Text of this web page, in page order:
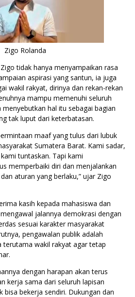
Zigo Rolanda
tidak hanya menyampaikan rasa
aspirasi yang santun, ia juga
wakil rakyat, dirinya dan rekan-rekan
mampu memenuhi seluruh
hal itu sebagai bagian
tak luput dari keterbatasan.
maaf yang tulus dari lubuk
Sumatera Barat. Kami sadar,
tuntaskan. Tapi kami
memperbaiki diri dan menjalankan
aturan yang berlaku,” ujar Zigo
kasih kepada mahasiswa dan
jalannya demokrasi dengan
sesuai karakter masyarakat
pengawalan publik adalah
terutama wakil rakyat agar tetap
dengan harapan akan terus
kerja sama dari seluruh lapisan
bisa bekerja sendiri. Dukungan dan